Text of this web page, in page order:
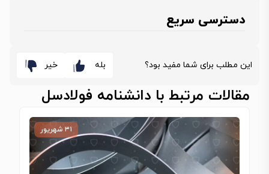
دسترسی سریع
این مطلب برای شما مفید بود؟ بله خیر
مقالات مرتبط با دانشنامه فولادسل
۳۱ شهریور